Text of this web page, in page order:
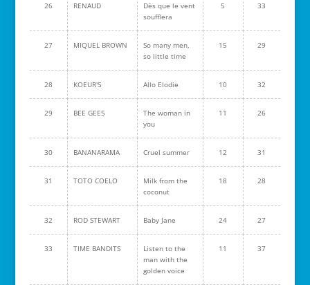
26 RENAUD
Dès que le vent
soufflera
5 33
27 MIQUEL BROWN
So many men,
so little time
15 29
28 KOEUR'S Allo Elodie 10 32
29 BEE GEES
The woman in
you
11 26
30 BANANARAMA Cruel summer 12 31
31 TOTO COELO
Milk from the
coconut
18 28
32 ROD STEWART Baby Jane 24 27
33 TIME BANDITS
Listen to the
man with the
golden voice
11 37